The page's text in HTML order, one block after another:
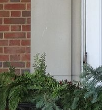
Разлуки не будет
Фредерика де Грааф